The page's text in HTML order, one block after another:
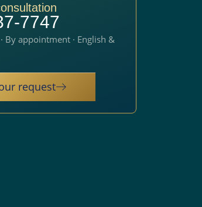
7747
By appointment · English &
request